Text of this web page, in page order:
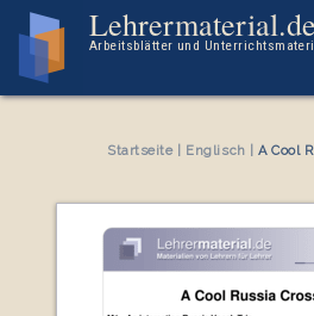
Lehrermaterial.de
Arbeitsblätter und
Startseite| Englisch |A Cool